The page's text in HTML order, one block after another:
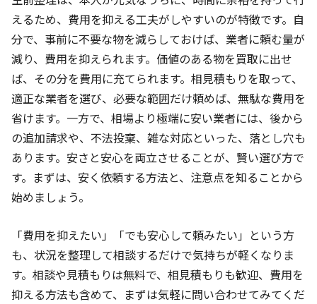
えるため、費用を抑える工夫がしやすいのが特徴です。自
分で、事前に不要な物を減らしておけば、業者に頼む量が
減り、費用を抑えられます。価値のある物を買取に出せ
ば、その分を費用に充てられます。相見積もりを取って、
適正な業者を選び、必要な範囲だけ頼めば、無駄な費用を
省けます。一方で、相場より極端に安い業者には、後から
の追加請求や、不法投棄、雑な対応といった、落とし穴も
あります。安さと安心を両立させることが、賢い選び方で
す。まずは、安く依頼する方法と、注意点を知ることから
始めましょう。
「費用を抑えたい」「でも安心して頼みたい」という方
も、状況を整理して相談するだけで気持ちが軽くなりま
す。相談や見積もりは無料で、相見積もりも歓迎、費用を
抑える方法も含めて、まずは気軽に問い合わせてみてくだ